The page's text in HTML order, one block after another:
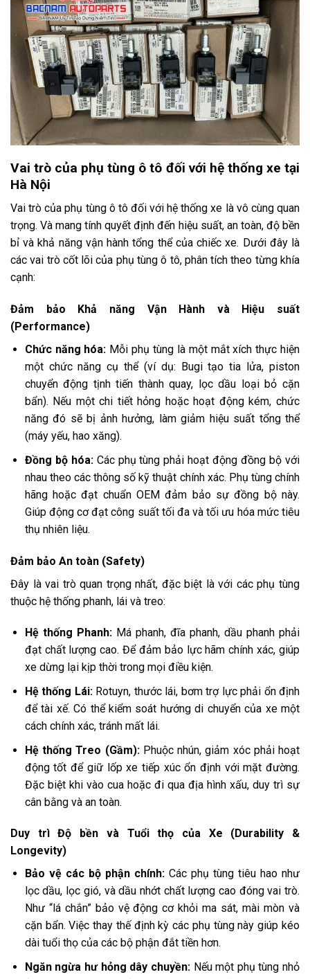
Vai trò của phụ tùng ô tô đối với hệ thống xe tại
Hà Nội
Vai trò của phụ tùng ô tô đối với hệ thống xe là vô cùng quan
trọng. Và mang tính quyết định đến hiệu suất, an toàn, độ bền
bỉ và khả năng vận hành tổng thể của chiếc xe. Dưới đây là
các vai trò cốt lõi của phụ tùng ô tô, phân tích theo từng khía
cạnh:
Đảm bảo Khả năng Vận Hành và Hiệu suất
(Performance)
Chức năng hóa: Mỗi phụ tùng là một mắt xích thực hiện
một chức năng cụ thể (ví dụ: Bugi tạo tia lửa, piston
chuyển động tịnh tiến thành quay, lọc dầu loại bỏ cặn
bẩn). Nếu một chi tiết hỏng hoặc hoạt động kém, chức
năng đó sẽ bị ảnh hưởng, làm giảm hiệu suất tổng thể
(máy yếu, hao xăng).
Đồng bộ hóa:Các phụ tùng phải hoạt động đồng bộ với
nhau theo các thông số kỹ thuật chính xác. Phụ tùng chính
hãng hoặc đạt chuẩn OEM đảm bảo sự đồng bộ này.
Giúp động cơ đạt công suất tối đa và tối ưu hóa mức tiêu
thụ nhiên liệu.
Đảm bảo An toàn (Safety)
Đây là vai trò quan trọng nhất, đặc biệt là với các phụ tùng
thuộc hệ thống phanh, lái và treo:
Hệ thống Phanh:Má phanh, đĩa phanh, dầu phanh phải
đạt chất lượng cao. Để đảm bảo lực hãm chính xác, giúp
xe dừng lại kịp thời trong mọi điều kiện.
Hệ thống Lái:Rotuyn, thước lái, bơm trợ lực phải ổn định
để tài xế. Có thể kiểm soát hướng di chuyển của xe một
cách chính xác, tránh mất lái.
Hệ thống Treo (Gầm):Phuộc nhún, giảm xóc phải hoạt
động tốt để giữ lốp xe tiếp xúc ổn định với mặt đường.
Đặc biệt khi vào cua hoặc đi qua địa hình xấu, duy trì sự
cân bằng và an toàn.
Duy trì Độ bền và Tuổi thọ của Xe (Durability &
Longevity)
Bảo vệ các bộ phận chính:Các phụ tùng tiêu hao như
lọc dầu, lọc gió, và dầu nhớt chất lượng cao đóng vai trò.
Như “lá chắn” bảo vệ động cơ khỏi ma sát, mài mòn và
cặn bẩn. Việc thay thế định kỳ các phụ tùng này giúp kéo
dài tuổi thọ của các bộ phận đắt tiền hơn.
Ngăn ngừa hư hỏng dây chuyền:Nếu một phụ tùng nhỏ